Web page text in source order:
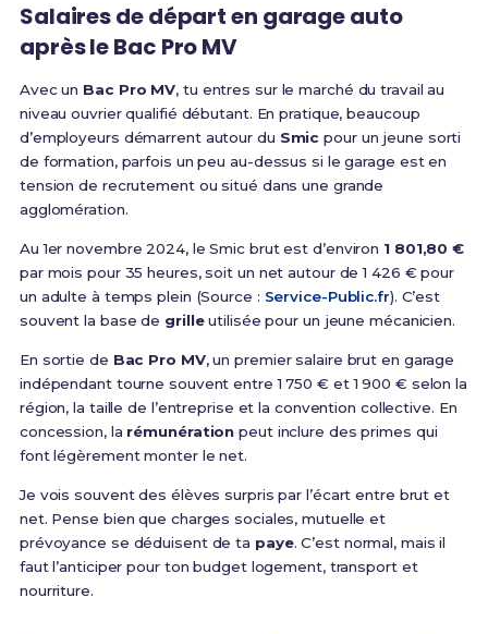
Salaires de départ en garage auto
après le Bac Pro MV
Avec un Bac Pro MV, tu entres sur le marché du travail au
niveau ouvrier qualifié débutant. En pratique, beaucoup
d’employeurs démarrent autour du Smic pour un jeune sorti
de formation, parfois un peu au-dessus si le garage est en
tension de recrutement ou situé dans une grande
agglomération.
Au 1er novembre 2024, le Smic brut est d’environ 1 801,80 €
par mois pour 35 heures, soit un net autour de 1 426 € pour
un adulte à temps plein (Source : Service-Public.fr). C’est
souvent la base de grilleutilisée pour un jeune mécanicien.
En sortie de Bac Pro MV, un premier salaire brut en garage
indépendant tourne souvent entre 1 750 € et 1 900 € selon la
région, la taille de l’entreprise et la convention collective. En
concession, la rémunération peut inclure des primes qui
font légèrement monter le net.
Je vois souvent des élèves surpris par l’écart entre brut et
net. Pense bien que charges sociales, mutuelle et
prévoyance se déduisent de ta paye. C’est normal, mais il
faut l’anticiper pour ton budget logement, transport et
nourriture.